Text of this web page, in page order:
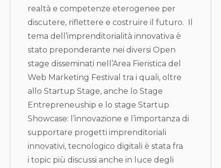
realtà e competenze eterogenee per
discutere, riflettere e costruire il futuro. Il
tema dell’imprenditorialità innovativa è
stato preponderante nei diversi Open
stage disseminati nell’Area Fieristica del
Web Marketing Festival tra i quali, oltre
allo Startup Stage, anche lo Stage
Entrepreneuship e lo stage Startup
Showcase: l’innovazione e l’importanza di
supportare progetti imprenditoriali
innovativi, tecnologico digitali è stata fra
i topic più discussi anche in luce degli